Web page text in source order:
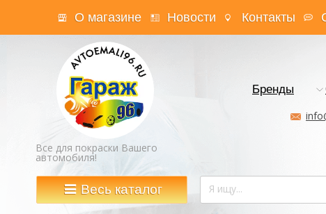
О магазине Новости Контакты
Все для покраски Вашего
автомобиля!
Бренды
Весь каталог